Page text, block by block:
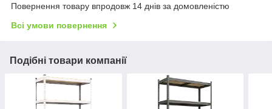
Повернення товару впродовж 14 днів за домовленістю
Всі умови повернення
Подібні товари компанії